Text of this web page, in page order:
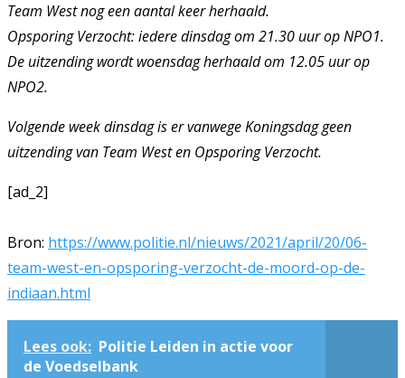
Team West nog een aantal keer herhaald.
Opsporing Verzocht: iedere dinsdag om 21.30 uur op NPO1.
De uitzending wordt woensdag herhaald om 12.05 uur op
NPO2.
Volgende week dinsdag is er vanwege Koningsdag geen
uitzending van Team West en Opsporing Verzocht.
[ad_2]
Bron: https://www.politie.nl/nieuws/2021/april/20/06-
team-west-en-opsporing-verzocht-de-moord-op-de-
indiaan.html
Lees ook: Politie Leiden in actie voor
de Voedselbank